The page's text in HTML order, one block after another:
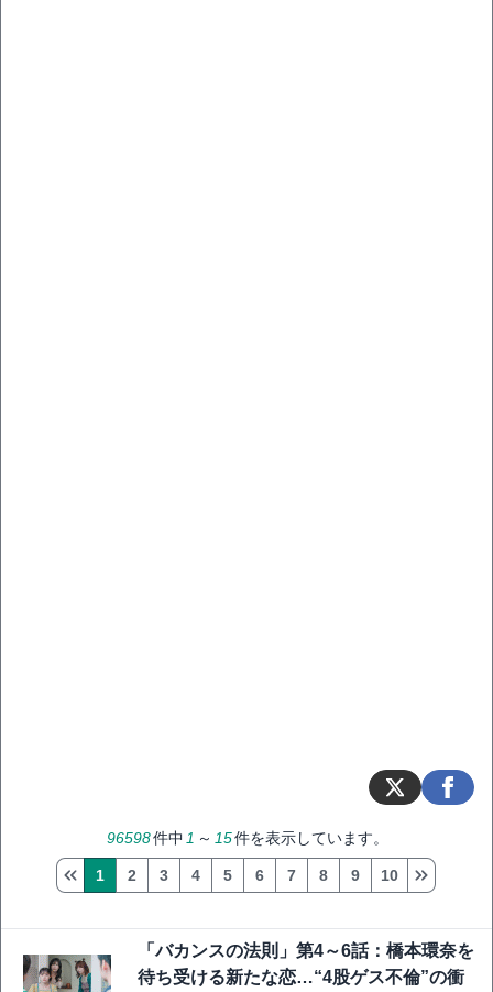
96598件中1 ～ 15件を表示しています。
1 2 3 4 5 6 7 8 9 10
「バカンスの法則」第4～6話：橋本環奈を
待ち受ける新たな恋…“4股ゲス不倫”の衝